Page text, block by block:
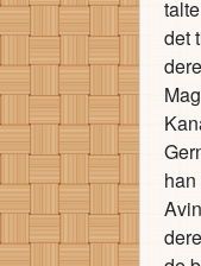
det